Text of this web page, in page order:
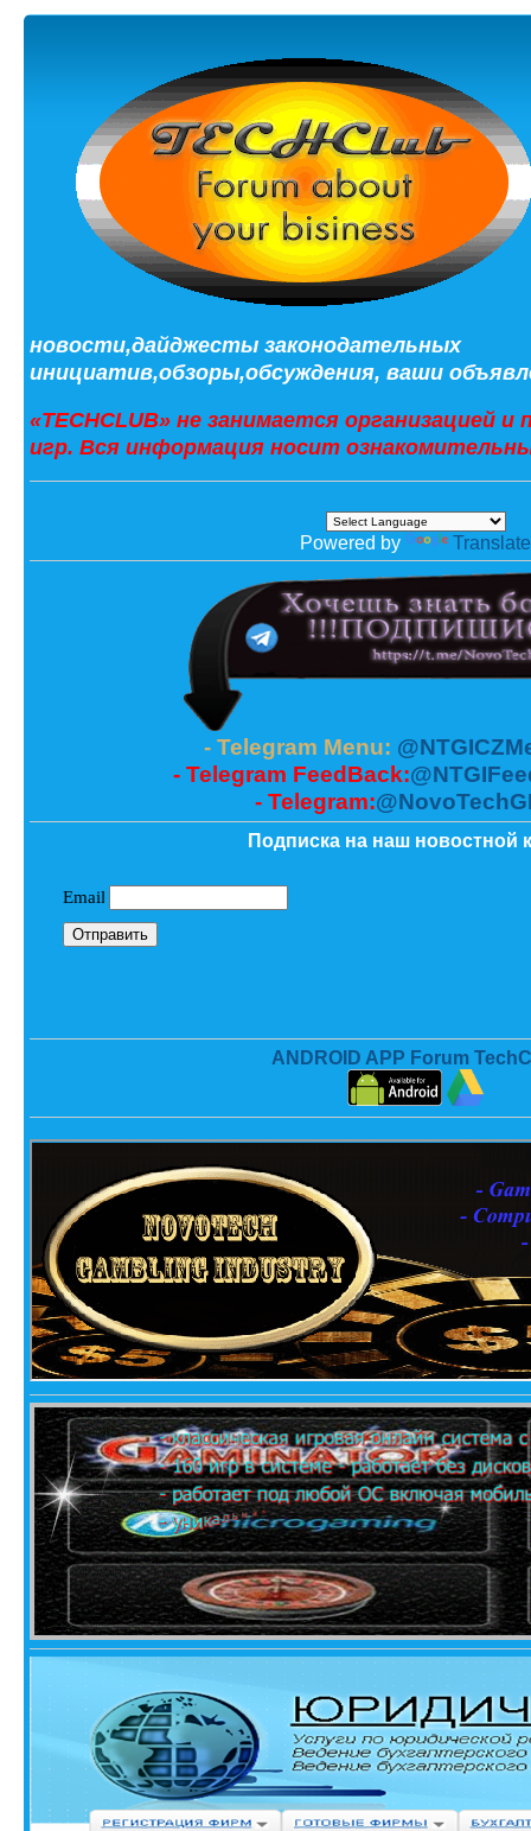
новости,дайджесты законодательных
инициатив,обзоры,обсуждения, ваши
«TECHCLUB» не занимается организацией
игр. Вся информация носит
Powered by Translate
- Telegram Menu:
- Telegram FeedBack:
- Telegram:
Подписка на наш новостной
ANDROID APP Forum